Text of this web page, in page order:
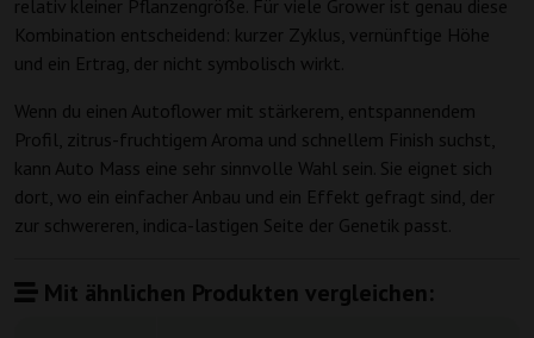
relativ kleiner Pflanzengröße. Für viele Grower ist genau diese
Kombination entscheidend: kurzer Zyklus, vernünftige Höhe
und ein Ertrag, der nicht symbolisch wirkt.
Wenn du einen Autoflower mit stärkerem, entspannendem
Profil, zitrus-fruchtigem Aroma und schnellem Finish suchst,
kann Auto Mass eine sehr sinnvolle Wahl sein. Sie eignet sich
dort, wo ein einfacher Anbau und ein Effekt gefragt sind, der
zur schwereren, indica-lastigen Seite der Genetik passt.
Mit ähnlichen Produkten vergleichen: